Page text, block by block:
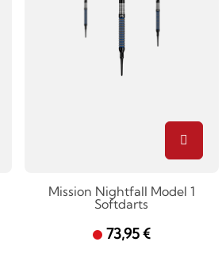
Mission Nightfall Model 1
Softdarts
73,95 €